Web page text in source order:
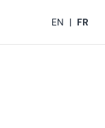
EN | FR